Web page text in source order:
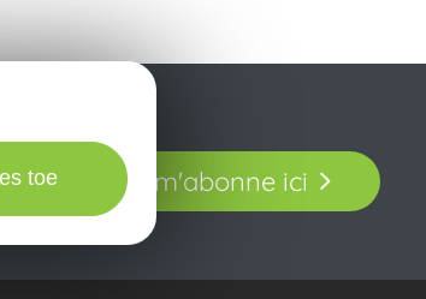
Je m'abonne ici
toe